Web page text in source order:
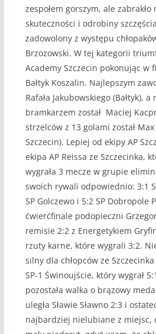
zespołem gorszym, ale
skuteczności i odrobiny
zadowolony z występu
Brzozowski. W tej kategorii
Academy Szczecin pokonując w
Bałtyk Koszalin. Najlepszym
Rafała Jakubowskiego (Bałtyk),
bramkarzem został Maciej
strzelców z 13 golami został Max
Szczecin). Lepiej od ekipy AP
ekipa AP Reissa ze Szczecinka,
wygrała 3 mecze w grupie
swoich rywali odpowiednio: 3:1
SP Golczewo i 5:2 SP Dobropole
ćwierćfinale podopieczni
remisie 2:2 z Energetykiem
rzuty karne, które wygrali 3:2.
silny dla chłopców ze Szczecinka
SP-1 Świnoujście, który wygrał
pozostała walka o brązowy
uległa Sławie Sławno 2:3 i
najbardziej nielubiane z miejsc,